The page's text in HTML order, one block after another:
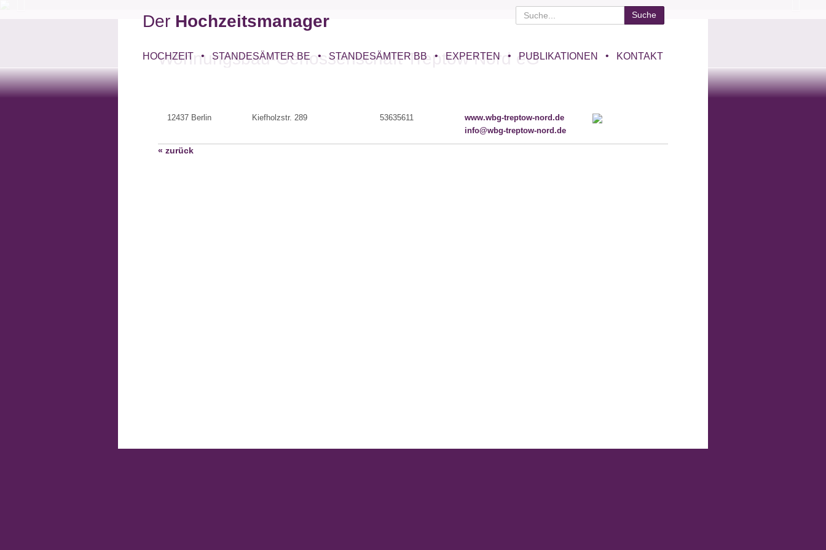
Der Hochzeitsmanager
HOCHZEIT STANDESÄMTER BE STANDESÄMTER BB EXPERTEN PUBLIKATIONEN KONTAKT
Wohnungsbau-Genossenschaft Treptow Nord eG
12437 Berlin Kiefholzstr. 289 53635611
www.wbg-treptow-nord.de
info@wbg-treptow-nord.de
« zurück